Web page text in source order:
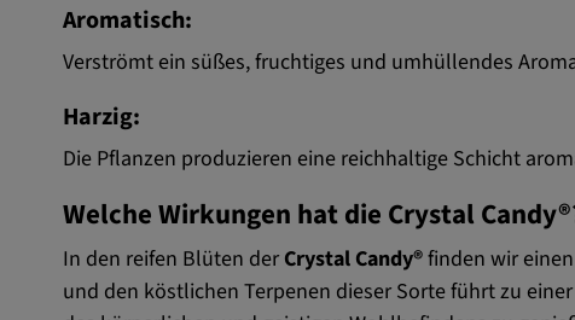
Aromatisch:
Verströmt ein süßes, fruchtiges und umhüllendes
Harzig:
Die Pflanzen produzieren eine reichhaltige Schicht
Welche Wirkungen hat die Crystal
In den reifen Blüten der Crystal Candy®finden wir
und den köstlichen Terpenen dieser Sorte führt zu